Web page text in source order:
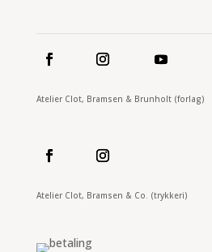
Atelier Clot, Bramsen & Brunholt (forlag)
Atelier Clot, Bramsen & Co. (trykkeri)